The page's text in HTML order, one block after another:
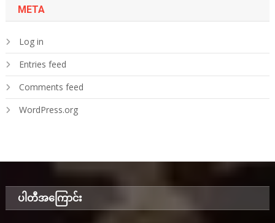
META
Log in
Entries feed
Comments feed
WordPress.org
ပါတီအ‌ကြောင်း